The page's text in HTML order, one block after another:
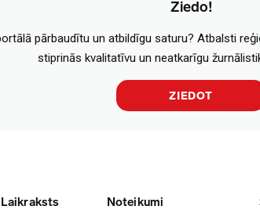
Ziedo!
pārbaudītu un atbildīgu saturu? Atbalsti
stiprinās kvalitatīvu un neatkarīgu
ZIEDOT
Laikraksts Noteikumi